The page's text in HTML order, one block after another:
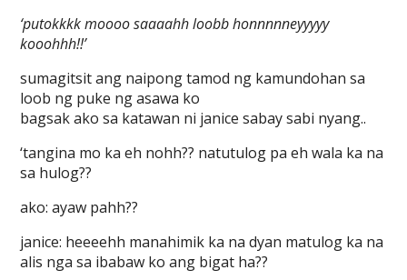
‘putokkkk moooo saaaahh loobb honnnnneyyyyy
kooohhh!!’
sumagitsit ang naipong tamod ng kamundohan sa
loob ng puke ng asawa ko
bagsak ako sa katawan ni janice sabay sabi nyang..
‘tangina mo ka eh nohh?? natutulog pa eh wala ka na
sa hulog??
ako: ayaw pahh??
janice: heeeehh manahimik ka na dyan matulog ka na
alis nga sa ibabaw ko ang bigat ha??